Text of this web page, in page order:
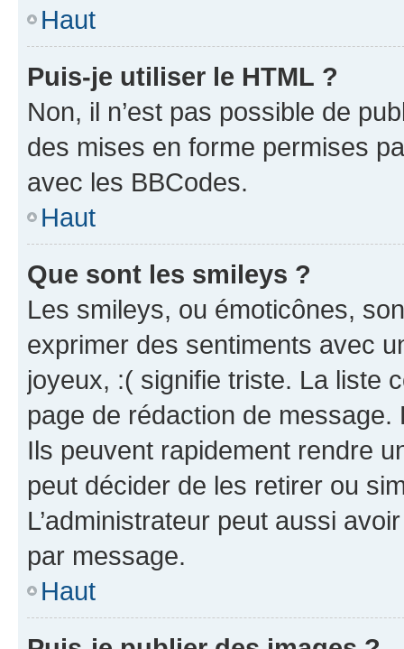
Haut
Puis-je utiliser le HTML ?
Non, il n’est pas possible de
des mises en forme permises
avec les BBCodes.
Haut
Que sont les smileys ?
Les smileys, ou émoticônes,
exprimer des sentiments avec
joyeux, :( signifie triste. La liste
page de rédaction de
Ils peuvent rapidement rendre
peut décider de les retirer ou
L’administrateur peut aussi
par message.
Haut